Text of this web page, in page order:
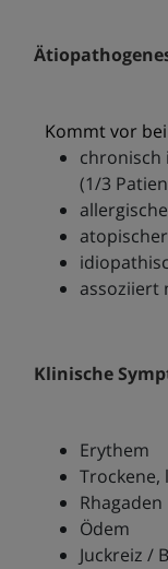
Kommt vor bei
(1/3
assoziiert
Klinische
Erythem
Trockene,
Rhagaden
Ödem
Juckreiz /